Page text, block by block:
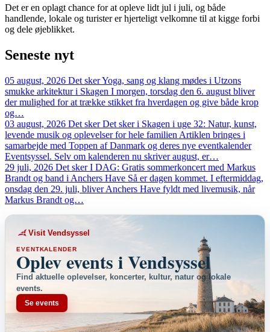
Det er en oplagt chance for at opleve lidt jul i juli, og både
handlende, lokale og turister er hjerteligt velkomne til at kigge forbi
og dele øjeblikket.
Seneste nyt
05 august, 2026 Det skerYoga, sang og klang mødes i Utzons
smukke arkitektur i Skagen I morgen, torsdag den 6. august bliver
der mulighed for at trække stikket fra hverdagen og give både krop
og…
03 august, 2026 Det sker Det sker i Skagen i uge 32: Natur, kunst,
levende musik og oplevelser for hele familien Artiklen bringes i
samarbejde med Toppen af Danmark og deres nye eventkalender
Eventsyssel. Selv om kalenderen nu skriver august, er…
29 juli, 2026 Det sker I DAG: Gratis sommerkoncert med Markus
Brandt og band i Anchers Have Så er dagen kommet. I eftermiddag,
onsdag den 29. juli, bliver Anchers Have fyldt med livemusik, når
Markus Brandt og…
Visit Vendsyssel
EVENTKALENDER
Oplev events i Vendsyssel
Find aktuelle oplevelser, koncerter, kultur, natur og lokale
events.
Se events